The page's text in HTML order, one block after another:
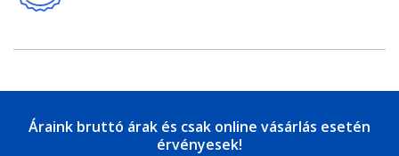
Áraink bruttó árak és csak online vásárlás esetén
érvényesek!